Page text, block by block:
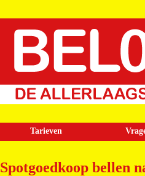
Tarieven
Spotgoedkoop bellen